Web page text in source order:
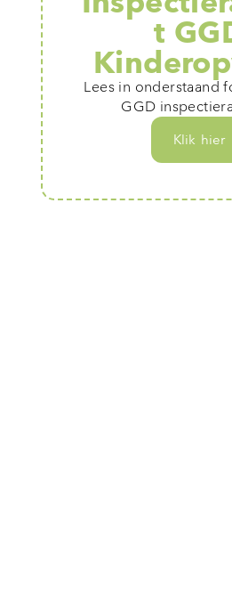
t
Lees in onderstaand
GGD
Klik hier